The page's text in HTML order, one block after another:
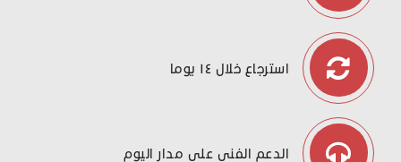
استرجاع خلال ١٤ يوما
الدعم الفني علي مدار اليوم